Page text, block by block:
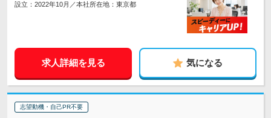
設立：2022年10月／本社所在地：東京都
求人詳細を見る 気になる
志望動機・自己PR不要